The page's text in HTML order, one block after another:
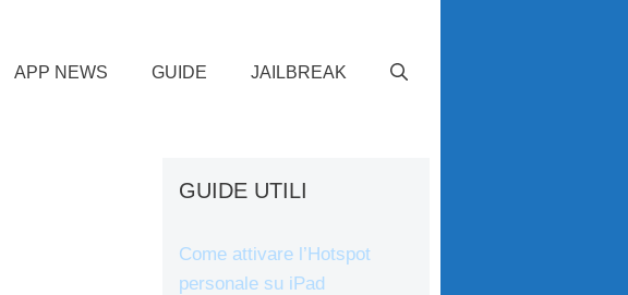
APP NEWS GUIDE JAILBREAK
GUIDE UTILI
Come attivare l’Hotspot
personale su iPad